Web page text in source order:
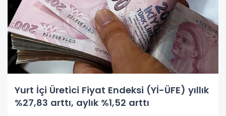
Yurt İçi Üretici Fiyat Endeksi (Yİ-ÜFE) yıllık
%27,83 arttı, aylık %1,52 arttı